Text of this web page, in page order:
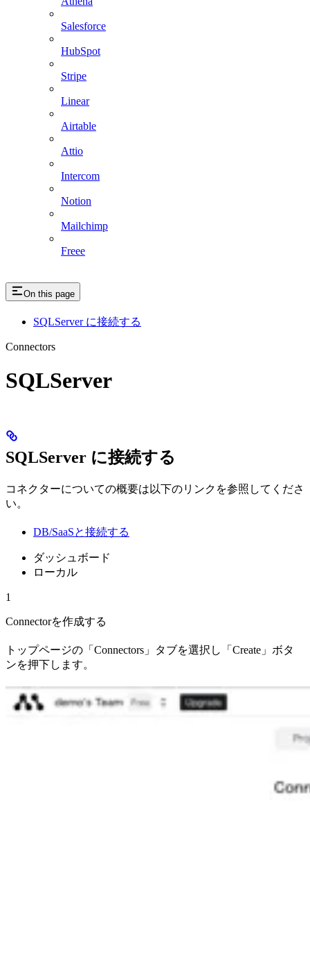
Salesforce
HubSpot
Stripe
Linear
Airtable
Attio
Intercom
Notion
Mailchimp
Freee
On this page
SQLServer に接続する
Connectors
SQLServer
SQLServer に接続する
コネクターについての概要は以下のリンクを参照してくださ
い。
DB/SaaSと接続する
ダッシュボード
ローカル
1
Connectorを作成する
トップページの「Connectors」タブを選択し「Create」ボタ
ンを押下します。